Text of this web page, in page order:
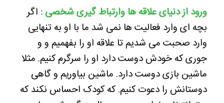
ورود از دنیای علاقه ها وارتباط گیری شخصی : اگر
بچه ای وارد فعالیت ها نمی شد ما با او به تنهایی
وارد صحبت می شدیم تا علاقه او را بفهمیم و و
جوری که خودش دوست دارد او را سرگرم کنیم. مثلا
ماشین بازی دوست دارد. ماشین بیاوریم و گاهی
دوستانش را دعوت کنیم. که کودک احساس نکند که